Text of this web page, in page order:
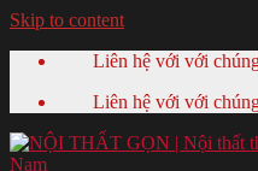
Skip to content
Liên hệ với với
Liên hệ với với